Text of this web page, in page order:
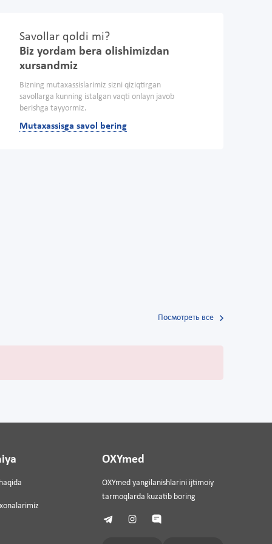
Savollar qoldi mi?
Biz yordam bera olishimizdan
xursandmiz
Bizning mutaxassislarimiz sizni qiziqtirgan
savollarga kunning istalgan vaqti onlayn javob
berishga tayyormiz.
Mutaxassisga savol bering
Посмотреть все
OXYmed
OXYmed yangilanishlarini ijtimoiy
tarmoqlarda kuzatib boring